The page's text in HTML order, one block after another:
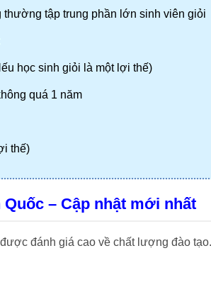
tập trung phần lớn sinh viên giỏi
học sinh giỏi là một lợi thế)
quá 1 năm
thế)
– Cập nhật mới nhất
đánh giá cao về chất lượng đào tạo.